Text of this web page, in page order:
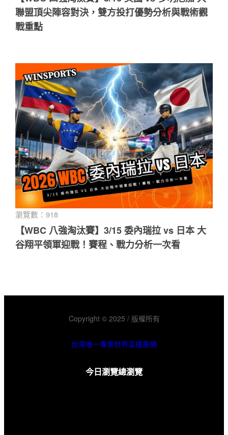
聯盟頂尖陣容對決，雙方投打優勢分析與戰術觀
戰重點
瀏覽數：918
【WBC 八強淘汰賽】3/15 委內瑞拉 vs 日本 大
谷翔平領軍迎戰！賽程、戰力分析一次看
Copyright © 2025 / 版權所有
台灣唯一專業世界盃推薦網
今日瀏覽總瀏覽